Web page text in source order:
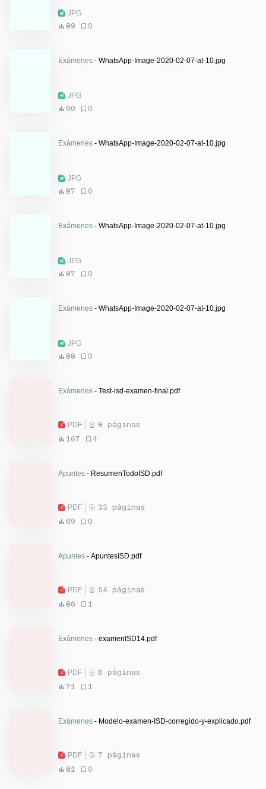
JPG
89
0
Exámenes - WhatsApp-Image-2020-02-07-at-10.jpg
JPG
90
0
Exámenes - WhatsApp-Image-2020-02-07-at-10.jpg
JPG
87
0
Exámenes - WhatsApp-Image-2020-02-07-at-10.jpg
JPG
87
0
Exámenes - WhatsApp-Image-2020-02-07-at-10.jpg
JPG
88
0
Exámenes - Test-isd-examen-final.pdf
PDF
8 páginas
167
4
Apuntes - ResumenTodoISD.pdf
PDF
33 páginas
69
0
Apuntes - ApuntesISD.pdf
PDF
54 páginas
86
1
Exámenes - examenISD14.pdf
PDF
6 páginas
71
1
Exámenes - Modelo-examen-ISD-corregido-y-explicado.pdf
PDF
7 páginas
81
0